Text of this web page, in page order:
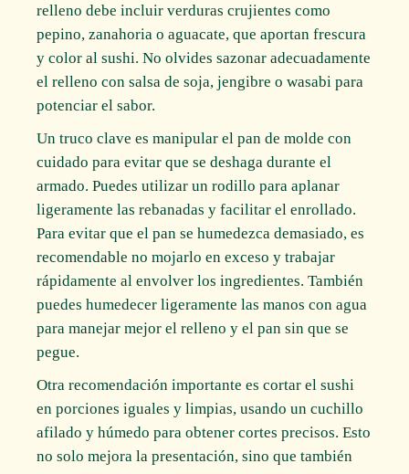
relleno debe incluir verduras crujientes como
pepino, zanahoria o aguacate, que aportan frescura
y color al sushi. No olvides sazonar adecuadamente
el relleno con salsa de soja, jengibre o wasabi para
potenciar el sabor.
Un truco clave es manipular el pan de molde con
cuidado para evitar que se deshaga durante el
armado. Puedes utilizar un rodillo para aplanar
ligeramente las rebanadas y facilitar el enrollado.
Para evitar que el pan se humedezca demasiado, es
recomendable no mojarlo en exceso y trabajar
rápidamente al envolver los ingredientes. También
puedes humedecer ligeramente las manos con agua
para manejar mejor el relleno y el pan sin que se
pegue.
Otra recomendación importante es cortar el sushi
en porciones iguales y limpias, usando un cuchillo
afilado y húmedo para obtener cortes precisos. Esto
no solo mejora la presentación, sino que también